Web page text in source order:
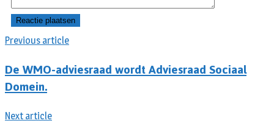
Previous article
De WMO-adviesraad wordt Adviesraad Sociaal
Domein.
Next article